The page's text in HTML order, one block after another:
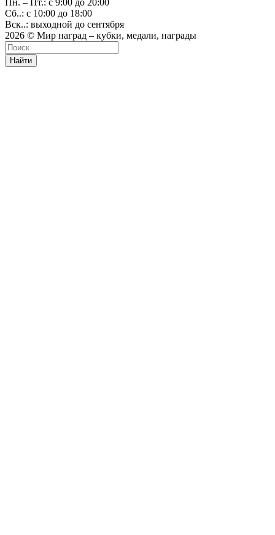
Пн. – Пт.: с 9:00 до 20:00
Сб..: с 10:00 до 18:00
Вск..: выходной до сентября
2026 © Мир наград – кубки, медали, награды
Найти